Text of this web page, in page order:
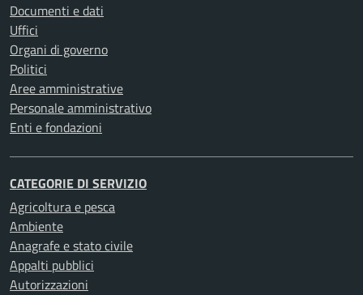
Documenti e dati
Uffici
Organi di governo
Politici
Aree amministrative
Personale amministrativo
Enti e fondazioni
CATEGORIE DI SERVIZIO
Agricoltura e pesca
Ambiente
Anagrafe e stato civile
Appalti pubblici
Autorizzazioni